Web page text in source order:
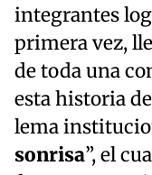
integrantes
primera vez,
de toda una
esta historia
lema
sonrisa”, el